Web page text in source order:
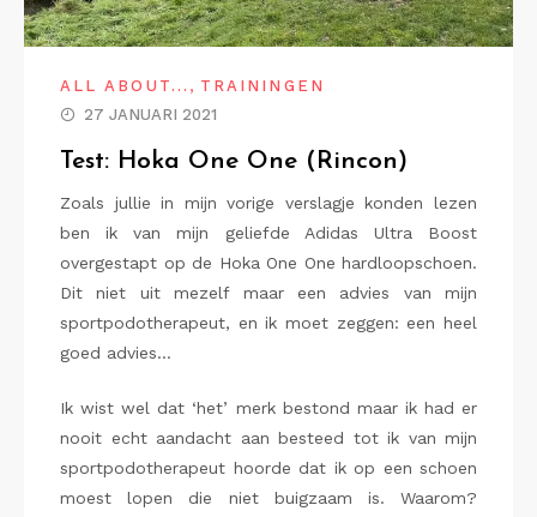
ALL ABOUT... , TRAININGEN
27 JANUARI 2021
Test: Hoka One One (Rincon)
Zoals jullie in mijn vorige verslagje konden lezen
ben ik van mijn geliefde Adidas Ultra Boost
overgestapt op de Hoka One One hardloopschoen.
Dit niet uit mezelf maar een advies van mijn
sportpodotherapeut, en ik moet zeggen: een heel
goed advies…
Ik wist wel dat ‘het’ merk bestond maar ik had er
nooit echt aandacht aan besteed tot ik van mijn
sportpodotherapeut hoorde dat ik op een schoen
moest lopen die niet buigzaam is. Waarom?